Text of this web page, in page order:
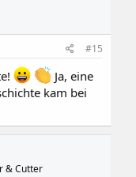
#15
Ja, eine
kam bei
& Cutter